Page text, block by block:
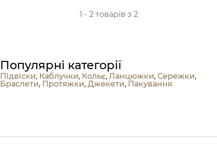
1 - 2 товарів з 2
Популярні категорії
Підвіски, Каблучки, Кольє, Ланцюжки, Сережки,
Браслети, Протяжки, Джекети, Пакування